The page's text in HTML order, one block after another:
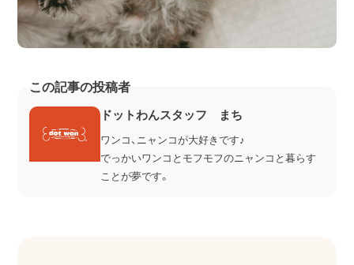
この記事の投稿者
ドットわんスタッフ まち
ワンコ、ニャンコが大好きです♪
でっかいワンコとモフモフのニャンコと暮らす
ことが夢です。